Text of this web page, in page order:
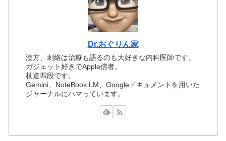
Dr.おぐりん家
漢方、刺絡は治療も語るのも大好きな内科医師です。
ガジェット好きでApple信者。
杖道四段です。
Gemini、NoteBook LM、Googleドキュメントを用いた
ジャーナルにハマっています。